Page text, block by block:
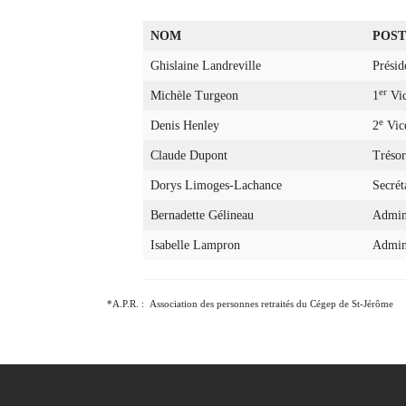
NOM
Ghislaine Landreville
Michèle Turgeon 1er
Denis Henley 2e
Claude Dupont
Dorys Limoges-Lachance
Bernadette Gélineau
Isabelle Lampron
*A.P.R. : Association des personnes retraités du Cégep de St-Jérôme